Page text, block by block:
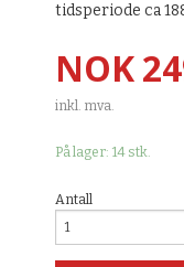
tidsperiode ca
Pris
NOK
inkl. mva.
På lager: 14 stk.
Antall